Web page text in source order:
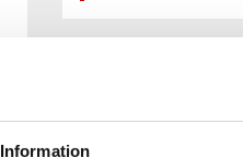
Information